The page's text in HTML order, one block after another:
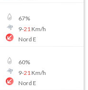
67%
9-21 Km/h
Nord E
60%
9-21 Km/h
Nord E